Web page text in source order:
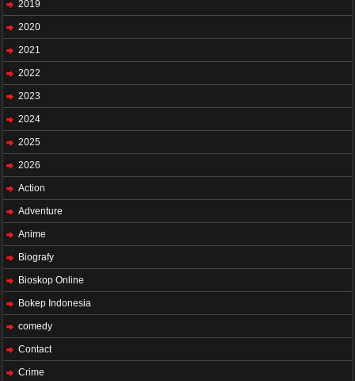
2019
2020
2021
2022
2023
2024
2025
2026
Action
Adventure
Anime
Biografy
Bioskop Online
Bokep Indonesia
comedy
Contact
Crime